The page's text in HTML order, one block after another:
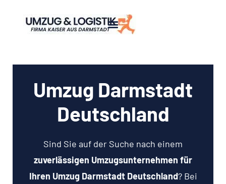
Umzug Darmstadt
Deutschland
Sind Sie auf der Suche nach einem
zuverlässigen Umzugsunternehmen für
Ihren Umzug Darmstadt Deutschland? Bei